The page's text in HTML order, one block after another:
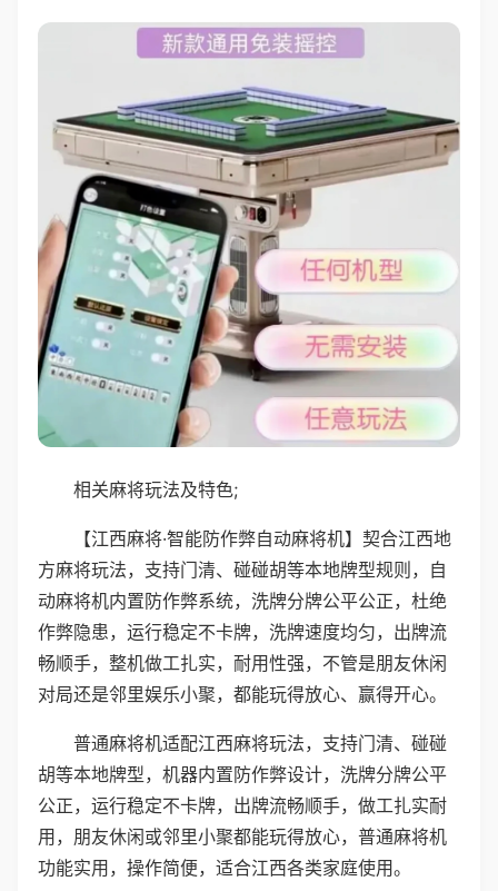
相关麻将玩法及特色;
【江西麻将·智能防作弊自动麻将机】契合江西地
方麻将玩法，支持门清、碰碰胡等本地牌型规则，自
动麻将机内置防作弊系统，洗牌分牌公平公正，杜绝
作弊隐患，运行稳定不卡牌，洗牌速度均匀，出牌流
畅顺手，整机做工扎实，耐用性强，不管是朋友休闲
对局还是邻里娱乐小聚，都能玩得放心、赢得开心。
普通麻将机适配江西麻将玩法，支持门清、碰碰
胡等本地牌型，机器内置防作弊设计，洗牌分牌公平
公正，运行稳定不卡牌，出牌流畅顺手，做工扎实耐
用，朋友休闲或邻里小聚都能玩得放心，普通麻将机
功能实用，操作简便，适合江西各类家庭使用。